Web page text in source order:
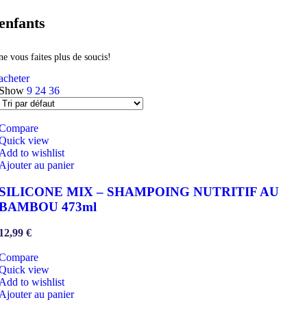
vous faites plus de soucis!
9 24 36
view
to wishlist
au panier
MIX – SHAMPOING NUTRITIF AU
473ml
€
view
to wishlist
au panier